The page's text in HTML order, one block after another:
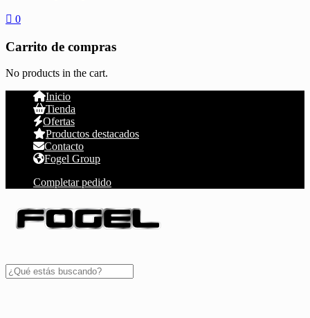
0
Carrito de compras
No products in the cart.
Inicio
Tienda
Ofertas
Productos destacados
Contacto
Fogel Group
Completar pedido